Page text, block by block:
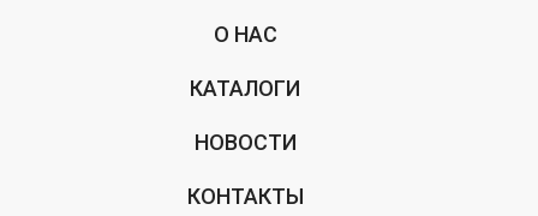
О НАС
КАТАЛОГИ
НОВОСТИ
КОНТАКТЫ